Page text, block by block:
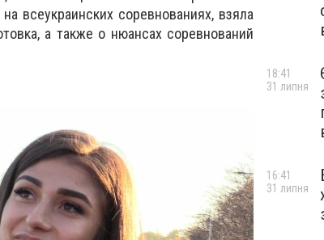
всеукраинских соревнованиях, взяла
а также о нюансах соревнований
18:41
31 липня
16:41
31 липня